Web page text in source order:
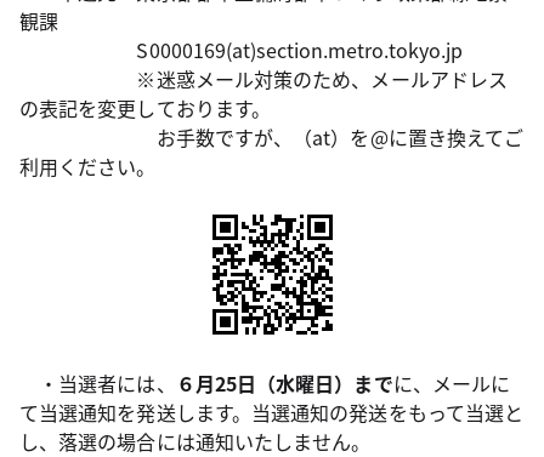
観課
S0000169(at)section.metro.tokyo.jp
※迷惑メール対策のため、メールアドレス
の表記を変更しております。
お手数ですが、（at）を@に置き換えてご
利用ください。
・当選者には、 ６月25日（水曜日）までに、メールに
て当選通知を発送します。当選通知の発送をもって当選と
し、落選の場合には通知いたしません。